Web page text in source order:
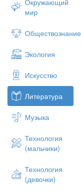
Окружающий
мир
Обществознание
Экология
Искусство
Литература
Музыка
Технология
(мальчики)
Технология
(девочки)